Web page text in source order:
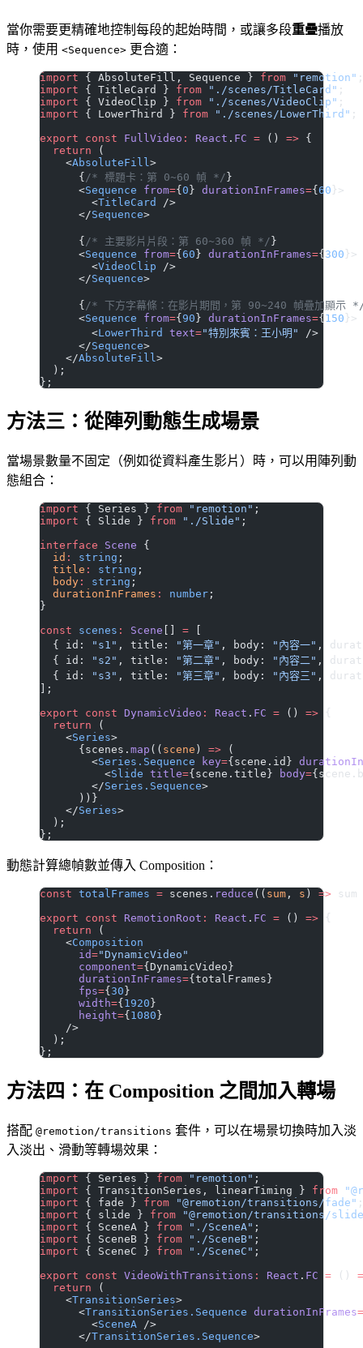
當你需要更精確地控制每段的起始時間，或讓多段重疊播放
時，使用 <Sequence> 更合適：
import { AbsoluteFill, Sequence } from "remotion" ;
import { TitleCard } from "./scenes/TitleCard" ;
import { VideoClip } from "./scenes/VideoClip" ;
import { LowerThird } from "./scenes/LowerThird" ;
export const FullVideo : React . FC = () => {
  return
(
    <
AbsoluteFill>
      {
/* 標題卡：第 0~60 幀 */ }
      <
Sequence from={ 0 } durationInFrames={ 60 }>
        <
TitleCard
/>
      </
Sequence>
      {
/* 主要影片片段：第 60~360 幀 */ }
      <
Sequence from={ 60 } durationInFrames={ 300 }>
        <
VideoClip />
      </
Sequence>
      {
/* 下方字幕條：在影片期間，第 90~240 幀疊加顯示
      <
Sequence from={ 90 } durationInFrames={ 150 }>
        <
LowerThird text="特別來賓：王小明"
/>
      </
Sequence>
    </
AbsoluteFill>
  );
};
方法三：從陣列動態生成場景
當場景數量不固定（例如從資料產生影片）時，可以用陣列動
態組合：
import { Series } from "remotion" ;
import { Slide } from "./Slide" ;
interface Scene {
  id
: string ;
  title
: string ;
  body
: string ;
  durationInFrames
: number ;
}
const scenes : Scene =
  { id:
"s1" , title: "第一章" , body: "內容一" ,
  { id:
"s2" , title: "第二章" , body: "內容二" ,
  { id:
"s3" , title: "第三章" , body: "內容三" ,
];
export const DynamicVideo : React . FC = () => {
  return
(
    <
Series>
      {scenes.
map (( scene ) => (
        <
Series.Sequence key={scene.id}
          <
Slide title={scene.title} body=
        </
Series.Sequence>
      ))}
    </
Series>
  );
};
動態計算總幀數並傳入 Composition：
const totalFrames = scenes. reduce (( sum , s ) => sum
export const RemotionRoot : React . FC = () => {
  return
(
    <
Composition
      id
="DynamicVideo"
      component
={DynamicVideo}
      durationInFrames
={totalFrames}
      fps
={ 30 }
      width
={ 1920 }
      height
={ 1080 }
    />
  );
};
方法四：在 Composition 之間加入轉場
搭配 @remotion/transitions 套件，可以在場景切換時加入淡
入淡出、滑動等轉場效果：
import { Series } from "remotion" ;
import { TransitionSeries, linearTiming } from
import { fade } from "@remotion/transitions/fade" ;
import { slide } from "@remotion/transitions/
import { SceneA } from "./SceneA" ;
import { SceneB } from "./SceneB" ;
import { SceneC } from "./SceneC" ;
export const VideoWithTransitions : React . FC = ()
  return
(
    <
TransitionSeries>
      <
TransitionSeries.Sequence durationInFrames=
        <
SceneA />
      </
TransitionSeries.Sequence>